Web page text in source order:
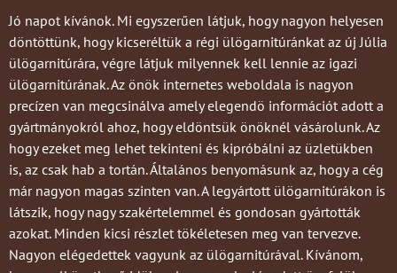
Jó napot kívánok. Mi egyszerűen látjuk, hogy nagyon helyesen
döntöttünk, hogy kicseréltük a régi ülögarnitúránkat az új Júlia
ülögarnitúrára, végre látjuk milyennek kell lennie az igazi
ülögarnitúrának. Az önök internetes weboldala is nagyon
precízen van megcsinálva amely elegendö információt adott a
gyártmányokról ahoz, hogy eldöntsük önöknél vásárolunk. Az
hogy ezeket meg lehet tekinteni és kipróbálni az üzletükben
is, az csak hab a tortán. Általános benyomásunk az, hogy a cég
már nagyon magas szinten van. A legyártott ülögarnitúrákon is
látszik, hogy nagy szakértelemmel és gondosan gyártották
azokat. Minden kicsi részlet tökéletesen meg van tervezve.
Nagyon elégedettek vagyunk az ülögarnitúrával. Kívánom,